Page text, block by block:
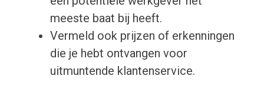
meeste baat bij heeft.
Vermeld ook prijzen of erkenningen
die je hebt ontvangen voor
uitmuntende klantenservice.